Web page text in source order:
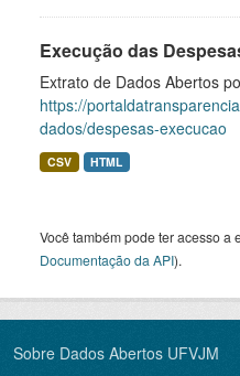
Execução das
Extrato de Dados Abertos
https://
dados/despesas-execucao
CSV HTML
Você também pode ter acesso a
Documentação da API).
Sobre Dados Abertos UFVJM